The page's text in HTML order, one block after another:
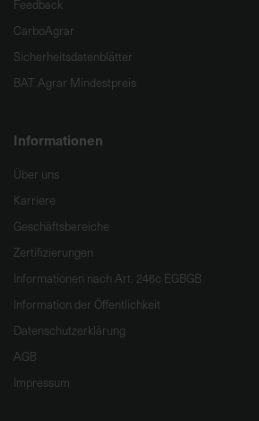
Feedback
CarboAgrar
Sicherheitsdatenblätter
BAT Agrar Mindestpreis
Informationen
Über uns
Karriere
Geschäftsbereiche
Zertifizierungen
Informationen nach Art. 246c EGBGB
Information der Öffentlichkeit
Datenschutzerklärung
AGB
Impressum